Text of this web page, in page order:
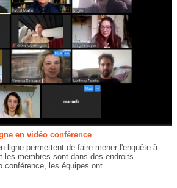
en vidéo conférence
ligne permettent de faire mener l'enquête à
les membres sont dans des endroits
les équipes ont...